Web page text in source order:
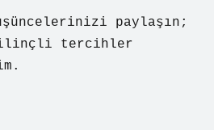
paylaşın;
tercihler